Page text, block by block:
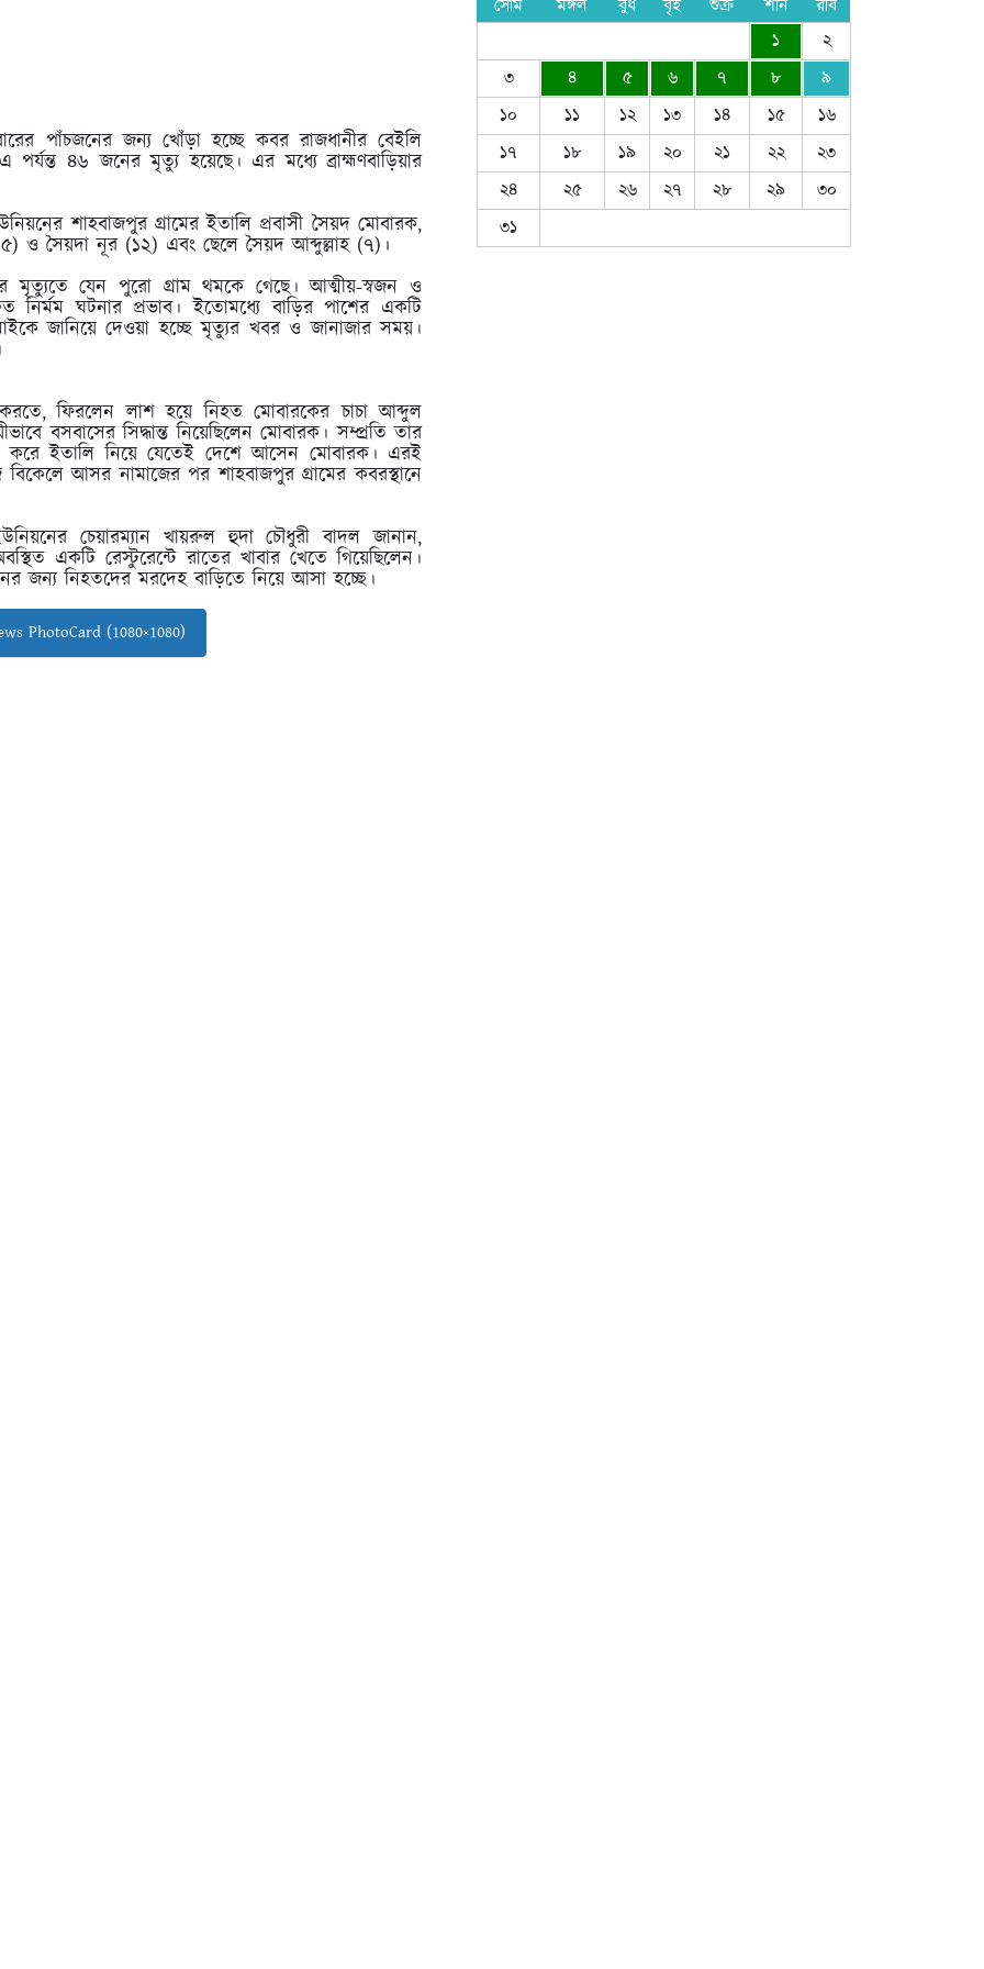
পাঁচজনের জন্য খোঁড়া হচ্ছে কবর রাজধানীর বেইলি
৪৬ জনের মৃত্যু হয়েছে। এর মধ্যে ব্রাহ্মণবাড়িয়ার
শাহবাজপুর গ্রামের ইতালি প্রবাসী সৈয়দ মোবারক,
ও সৈয়দা নূর (১২) এবং ছেলে সৈয়দ আব্দুল্লাহ (৭)।
মৃত্যুতে যেন পুরো গ্রাম থমকে গেছে। আত্মীয়-স্বজন ও
নির্মম ঘটনার প্রভাব। ইতোমধ্যে বাড়ির পাশের একটি
জানিয়ে দেওয়া হচ্ছে মৃত্যুর খবর ও জানাজার সময়।
করতে, ফিরলেন লাশ হয়ে নিহত মোবারকের চাচা আব্দুল
বসবাসের সিদ্ধান্ত নিয়েছিলেন মোবারক। সম্প্রতি তার
করে ইতালি নিয়ে যেতেই দেশে আসেন মোবারক। এরই
আসর নামাজের পর শাহবাজপুর গ্রামের কবরস্থানে
চেয়ারম্যান খায়রুল হুদা চৌধুরী বাদল জানান,
একটি রেস্টুরেন্টে রাতের খাবার খেতে গিয়েছিলেন।
জন্য নিহতদের মরদেহ বাড়িতে নিয়ে আসা হচ্ছে।
PhotoCard (1080×1080)
সোম মঙ্গল বুধ বৃহ শুক্র শনি
রবি
১
২
৩
৪ ৫ ৬ ৭ ৮
৯
১০
১১ ১২ ১৩ ১৪ ১৫
১৬
১৭
১৮ ১৯ ২০ ২১ ২২
২৩
২৪
২৫ ২৬ ২৭ ২৮ ২৯
৩০
৩১